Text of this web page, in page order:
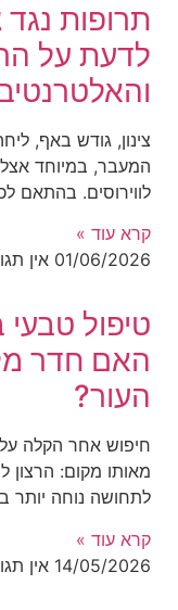
תרופות
לדעת על
צינון, גודש באף,
המעבר, במיוחד
לווירוסים. בהתאם
קרא עוד »
01/06/2026 אין
טיפול טבעי
האם חדר
העור?
חיפוש אחר הקלה
מאותו מקום: הרצון
לתחושה נוחה יותר
קרא עוד »
14/05/2026 אין